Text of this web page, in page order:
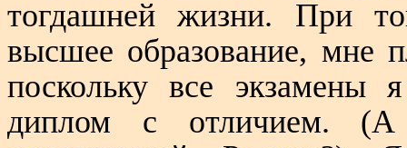
тогдашней жизни. При
высшее образование, мне
поскольку все экзамены
диплом с отличием. (А